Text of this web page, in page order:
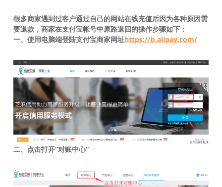
很多商家遇到过客户通过自己的网站在线充值后因为各种原因需
要退款，商家在支付宝帐号中原路退回的操作步骤如下：
一、使用电脑端登陆支付宝商家网址https://b.alipay.com/
二、点击打开“对账中心”